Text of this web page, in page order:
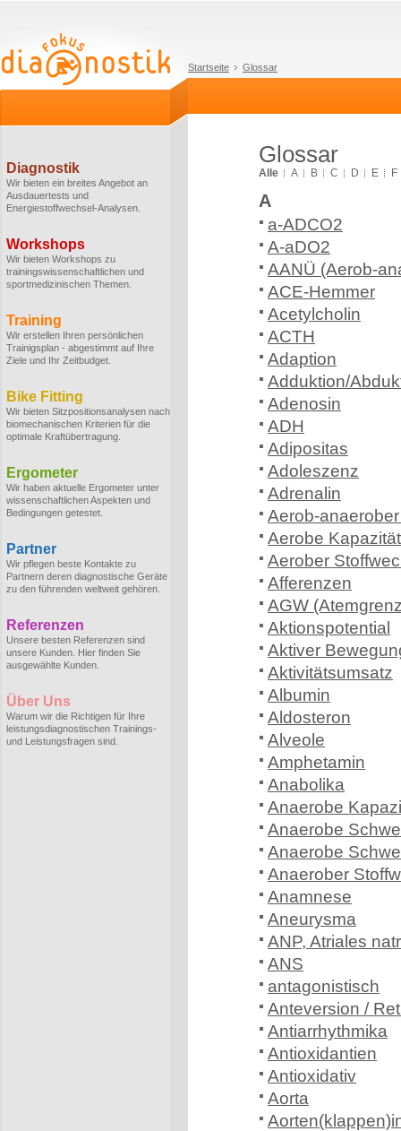
Startseite Glossar
Diagnostik
Wir bieten ein breites Angebot an
Ausdauertests und
Energiestoffwechsel-Analysen.
Workshops
Wir bieten Workshops zu
trainingswissenschaftlichen und
sportmedizinischen Themen.
Training
Wir erstellen Ihren persönlichen
Trainigsplan - abgestimmt auf Ihre
Ziele und Ihr Zeitbudget.
Bike Fitting
Wir bieten Sitzpositionsanalysen nach
biomechanischen Kriterien für die
optimale Kraftübertragung.
Ergometer
Wir haben aktuelle Ergometer unter
wissenschaftlichen Aspekten und
Bedingungen getestet.
Partner
Wir pflegen beste Kontakte zu
Partnern deren diagnostische Geräte
zu den führenden weltweit gehören.
Referenzen
Unsere besten Referenzen sind
unsere Kunden. Hier finden Sie
ausgewählte Kunden.
Über Uns
Warum wir die Richtigen für Ihre
leistungsdiagnostischen Trainings-
und Leistungsfragen sind.
Glossar
Alle A B C D E F
A
a-ADCO2
A-aDO2
AANÜ (Aerob-
ACE-Hemmer
Acetylcholin
ACTH
Adaption
Adduktion/
Adenosin
ADH
Adipositas
Adoleszenz
Adrenalin
Aerob-
Aerobe Kapazität
Aerober
Afferenzen
AGW
Aktionspotential
Aktiver
Aktivitätsumsatz
Albumin
Aldosteron
Alveole
Amphetamin
Anabolika
Anaerobe
Anaerobe
Anaerobe
Anaerober
Anamnese
Aneurysma
ANP, Atriales
ANS
antagonistisch
Anteversion /
Antiarrhythmika
Antioxidantien
Antioxidativ
Aorta